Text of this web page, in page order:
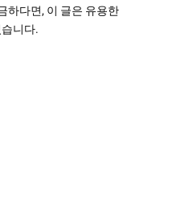
하다면, 이 글은 유용한
니다.